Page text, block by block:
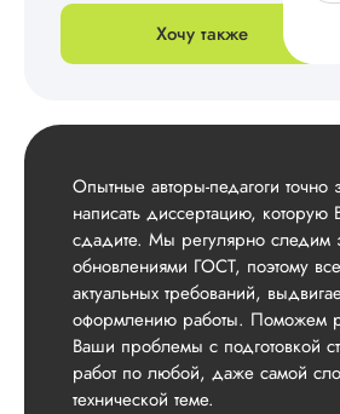
Хочу также
Опытные авторы-педагоги точно
написать диссертацию,
сдадите. Мы регулярно следим
обновлениями ГОСТ, поэтому
актуальных требований,
оформлению работы. Поможем
Ваши проблемы с подготовкой
работ по любой, даже самой
технической теме.